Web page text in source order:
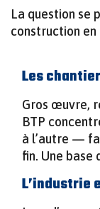
La question se
construction
Les
Gros œuvre,
BTP
à l’autre —
fin. Une base
L’industrie